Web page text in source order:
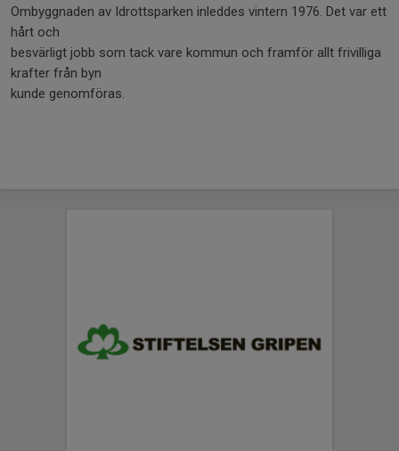
Ombyggnaden av Idrottsparken inleddes vintern 1976. Det var ett
hårt och
besvärligt jobb som tack vare kommun och framför allt frivilliga
krafter från byn
kunde genomföras.